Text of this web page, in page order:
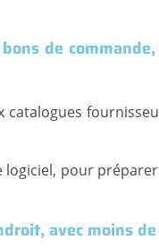
de
logiciel, pour
avec moins